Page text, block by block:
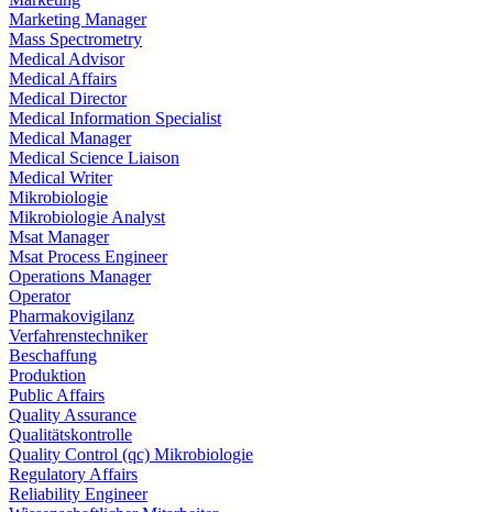
Marketing Manager
Mass Spectrometry
Medical Advisor
Medical Affairs
Medical Director
Medical Information Specialist
Medical Manager
Medical Science Liaison
Medical Writer
Mikrobiologie
Mikrobiologie Analyst
Msat Manager
Msat Process Engineer
Operations Manager
Operator
Pharmakovigilanz
Verfahrenstechniker
Beschaffung
Produktion
Public Affairs
Quality Assurance
Qualitätskontrolle
Quality Control (qc) Mikrobiologie
Regulatory Affairs
Reliability Engineer